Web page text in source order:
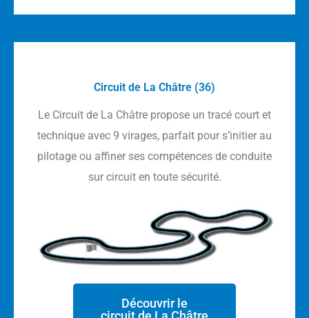
Circuit de La Châtre (36)
Le Circuit de La Châtre propose un tracé court et
technique avec 9 virages, parfait pour s’initier au
pilotage ou affiner ses compétences de conduite
sur circuit en toute sécurité.
Découvrir le